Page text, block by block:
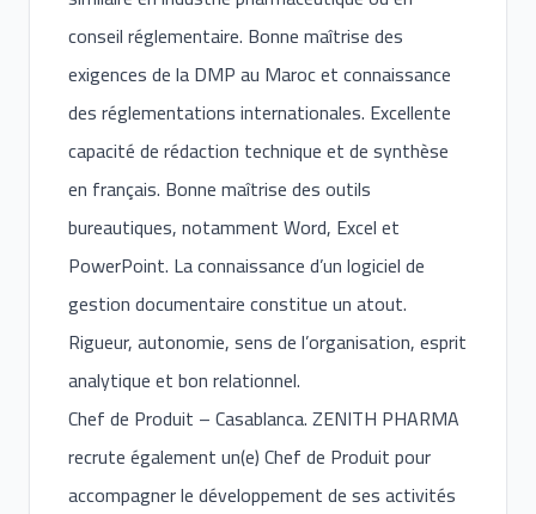
conseil réglementaire. Bonne maîtrise des
exigences de la DMP au Maroc et connaissance
des réglementations internationales. Excellente
capacité de rédaction technique et de synthèse
en français. Bonne maîtrise des outils
bureautiques, notamment Word, Excel et
PowerPoint. La connaissance d’un logiciel de
gestion documentaire constitue un atout.
Rigueur, autonomie, sens de l’organisation, esprit
analytique et bon relationnel.
Chef de Produit – Casablanca. ZENITH PHARMA
recrute également un(e) Chef de Produit pour
accompagner le développement de ses activités